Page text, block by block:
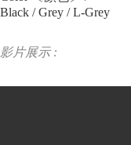
Black / Grey / L-Grey
影片展示 :